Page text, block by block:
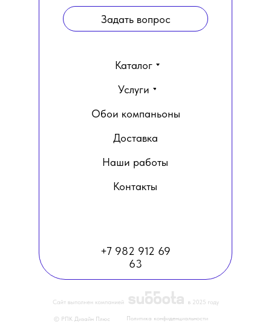
Задать вопрос
Контакты
Наши работы
Доставка
Обои компаньоны
Услуги
Каталог
+7 982 912 69
63
Политика конфиденциальности
© РПК Дизайн Плюс